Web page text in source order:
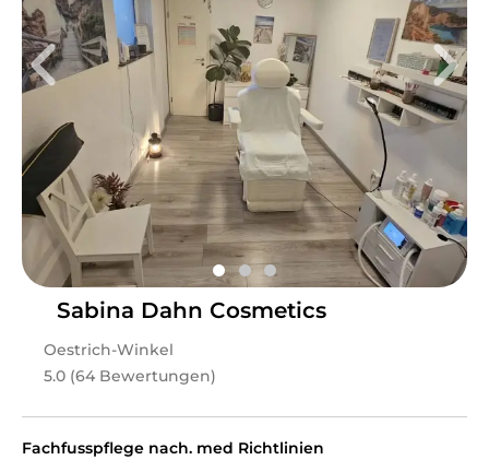
Sabina Dahn Cosmetics
Oestrich-Winkel
5.0 (64 Bewertungen)
Fachfusspflege nach. med Richtlinien